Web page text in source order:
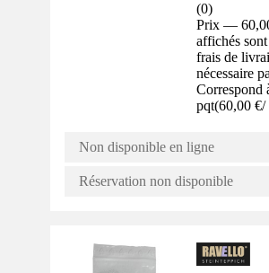
(0)
Prix —
affichés
frais de
nécessaire
Correspond
pqt(60,00 €/
Non disponible en ligne
Réservation non disponible